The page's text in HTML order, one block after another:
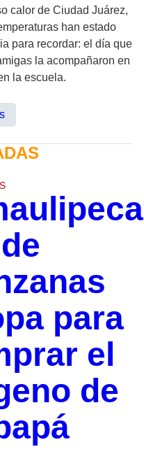
calor de Ciudad Juárez,
han estado
para recordar: el día que
la acompañaron en
la escuela.
para
el
de